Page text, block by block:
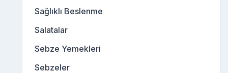
Sağlıklı Beslenme
Salatalar
Sebze Yemekleri
Sebzeler